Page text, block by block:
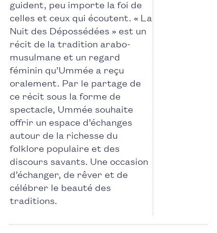
guident, peu importe la foi de
celles et ceux qui écoutent. « La
Nuit des Dépossédées » est un
récit de la tradition arabo-
musulmane et un regard
féminin qu’Ummée a reçu
oralement. Par le partage de
ce récit sous la forme de
spectacle, Ummée souhaite
offrir un espace d’échanges
autour de la richesse du
folklore populaire et des
discours savants. Une occasion
d’échanger, de rêver et de
célébrer le beauté des
traditions.